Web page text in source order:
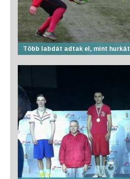
Több labdát adtak el, mint hurkát